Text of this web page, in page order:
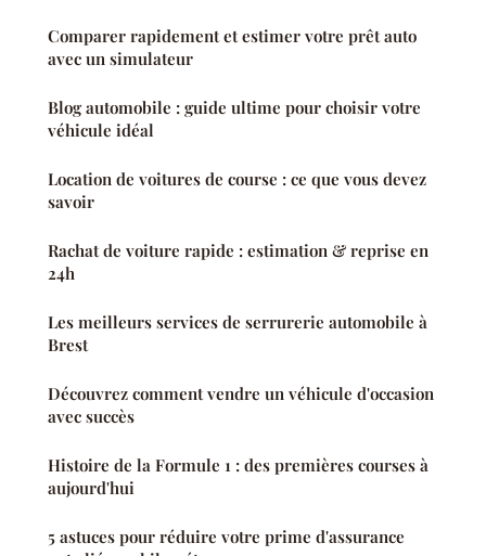
Comparer rapidement et estimer votre prêt auto
avec un simulateur
Blog automobile : guide ultime pour choisir votre
véhicule idéal
Location de voitures de course : ce que vous devez
savoir
Rachat de voiture rapide : estimation & reprise en
24h
Les meilleurs services de serrurerie automobile à
Brest
Découvrez comment vendre un véhicule d'occasion
avec succès
Histoire de la Formule 1 : des premières courses à
aujourd'hui
5 astuces pour réduire votre prime d'assurance